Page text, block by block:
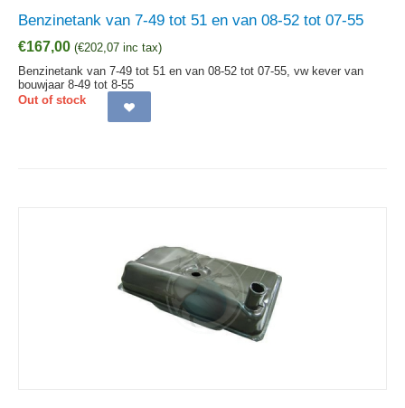
Benzinetank van 7-49 tot 51 en van 08-52 tot 07-55
€167,00 (€202,07 inc tax)
Benzinetank van 7-49 tot 51 en van 08-52 tot 07-55, vw kever van
bouwjaar 8-49 tot 8-55
Out of stock